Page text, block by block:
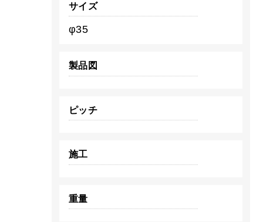
サイズ
φ35
製品図
ピッチ
施工
重量